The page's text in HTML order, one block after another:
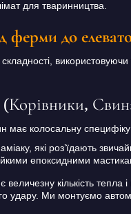
для тваринництва.
ферми до
(Корівники,
має колосальну
які роз’їдають
епоксидними
величезну кількість
удару. Ми монтуємо